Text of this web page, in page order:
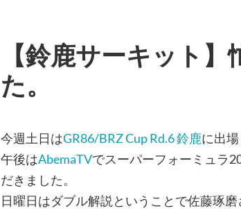
【鈴鹿サーキット
た。
今週土日はGR86/BRZ Cup Rd.6 鈴鹿に出
午後はAbemaTVでスーパーフォーミュラ
だきました。
日曜日はダブル解説ということで佐藤琢磨